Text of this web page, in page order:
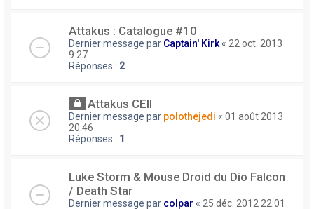
Attakus : Catalogue #10
Dernier message par Captain' Kirk« 22 oct. 2013
9:27
Réponses : 2
Attakus CEII
Dernier message par polothejedi « 01 août 2013
20:46
Réponses : 1
Luke Storm & Mouse Droid du Dio Falcon
/ Death Star
Dernier message par colpar « 25 déc. 2012 22:01